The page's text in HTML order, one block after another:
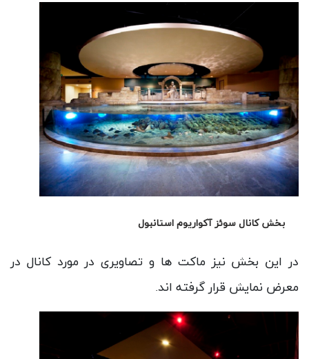
بخش کانال سوئز آکواریوم استانبول
در این بخش نیز ماکت ها و تصاویری در مورد کانال در
معرض نمایش قرار گرفته اند.